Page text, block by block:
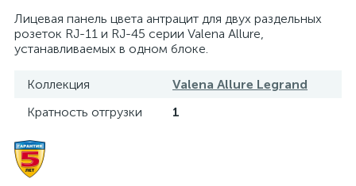
Лицевая панель цвета антрацит для двух раздельных
розеток RJ-11 и RJ-45 серии Valena Allure,
устанавливаемых в одном блоке.
Коллекция
Valena Allure Legrand
Кратность отгрузки
1